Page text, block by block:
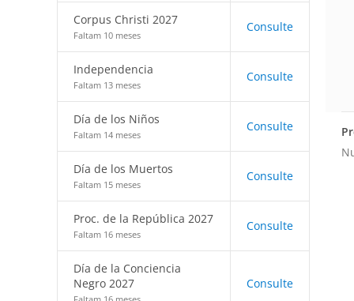
Corpus Christi 2027
Faltam 10 meses
Consulte
Independencia
Faltam 13 meses
Consulte
Día de los Niños
Faltam 14 meses
Consulte
Día de los Muertos
Faltam 15 meses
Consulte
Proc. de la República 2027
Faltam 16 meses
Consulte
Día de la Conciencia
Negro 2027
Consulte